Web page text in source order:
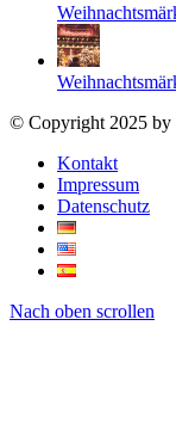
© Copyright 2025 by
Kontakt
Impressum
Datenschutz
Nach oben scrollen